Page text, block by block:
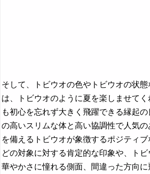
そして、トビウオの色やトビウオの状
は、トビウオのように夏を楽しませて
も初心を忘れず大きく飛躍できる縁起
の高いスリムな体と高い協調性で人気
を備えるトビウオが象徴するポジティ
どの対象に対する肯定的な印象や、ト
華やかさに憧れる側面、間違った方向